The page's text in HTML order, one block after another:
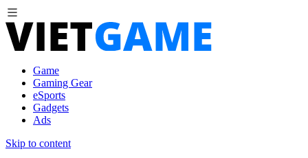
Game
Gaming Gear
eSports
Gadgets
Ads
Skip to content